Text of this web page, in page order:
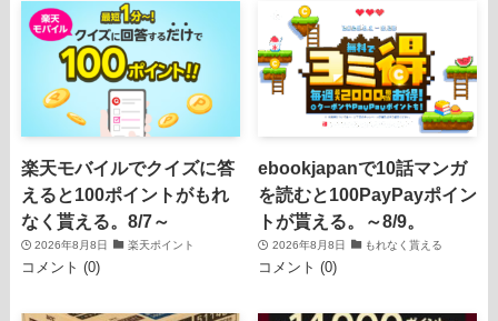
楽天モバイルでクイズに答
えると100ポイントがもれ
なく貰える。8/7～
2026年8月8日 楽天ポイント
コメント (0)
ebookjapanで10話マンガ
を読むと100PayPayポイン
トが貰える。～8/9。
2026年8月8日 もれなく貰える
コメント (0)